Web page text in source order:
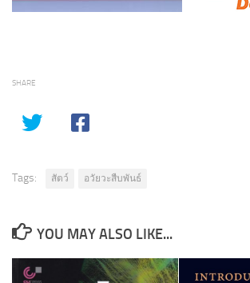
SHARE
Tags: สัตว์ อวัยวะสืบพันธ์
YOU MAY ALSO LIKE...